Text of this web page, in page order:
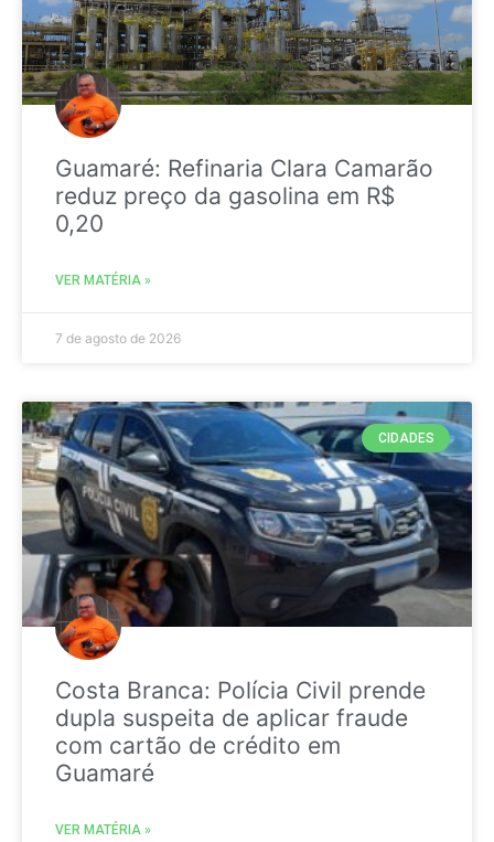
Guamaré: Refinaria Clara Camarão
reduz preço da gasolina em R$
0,20
VER MATÉRIA »
7 de agosto de 2026
CIDADES
Costa Branca: Polícia Civil prende
dupla suspeita de aplicar fraude
com cartão de crédito em
Guamaré
VER MATÉRIA »